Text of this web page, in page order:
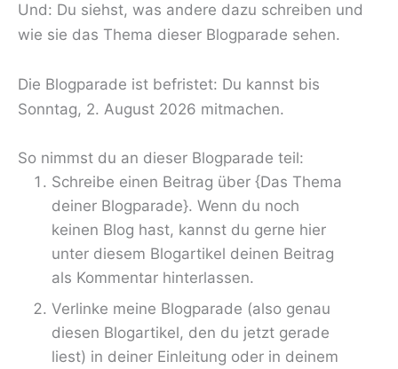
Und: Du siehst, was andere dazu schreiben und
wie sie das Thema dieser Blogparade sehen.
Die Blogparade ist befristet: Du kannst bis
Sonntag, 2. August 2026 mitmachen.
So nimmst du an dieser Blogparade teil:
Schreibe einen Beitrag über {Das Thema
deiner Blogparade}. Wenn du noch
keinen Blog hast, kannst du gerne hier
unter diesem Blogartikel deinen Beitrag
als Kommentar hinterlassen.
Verlinke meine Blogparade (also genau
diesen Blogartikel, den du jetzt gerade
liest) in deiner Einleitung oder in deinem